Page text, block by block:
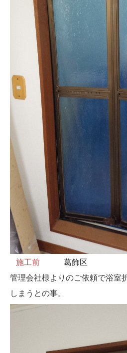
施工前 葛飾区
管理会社様よりのご依頼で浴室
しまうとの事。